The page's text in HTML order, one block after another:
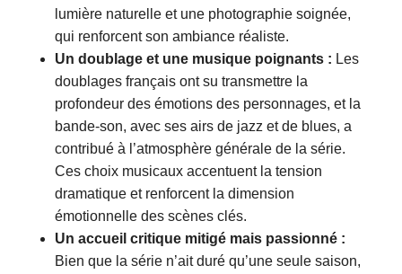
lumière naturelle et une photographie soignée,
qui renforcent son ambiance réaliste.
Un doublage et une musique poignants : Les
doublages français ont su transmettre la
profondeur des émotions des personnages, et la
bande-son, avec ses airs de jazz et de blues, a
contribué à l’atmosphère générale de la série.
Ces choix musicaux accentuent la tension
dramatique et renforcent la dimension
émotionnelle des scènes clés.
Un accueil critique mitigé mais passionné :
Bien que la série n’ait duré qu’une seule saison,